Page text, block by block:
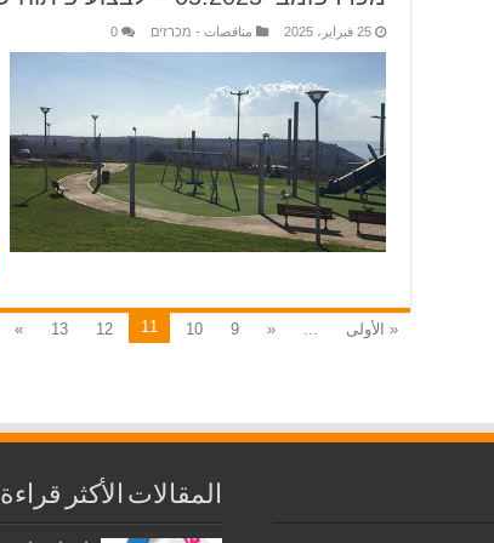
25 فبراير، 2025 مناقصات - מכרזים 0
« الأولى ...
«
9
10
11
12
13
»
المقالات الأكثر قراءة